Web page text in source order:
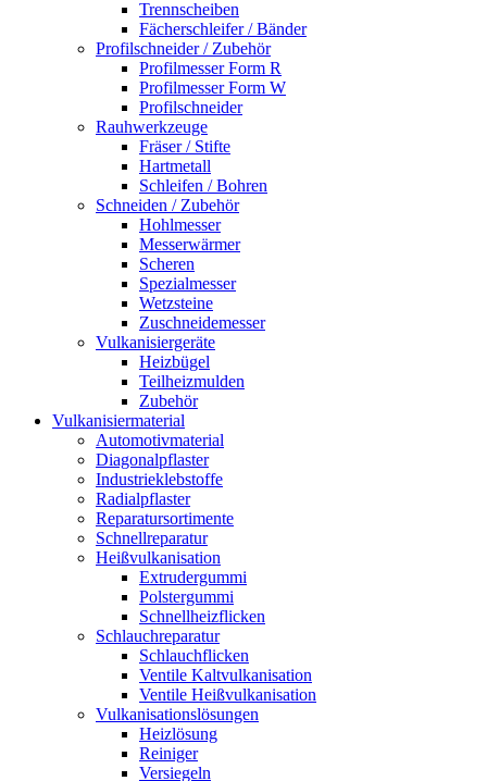
Trennscheiben
Fächerschleifer / Bänder
Profilschneider / Zubehör
Profilmesser Form R
Profilmesser Form W
Profilschneider
Rauhwerkzeuge
Fräser / Stifte
Hartmetall
Schleifen / Bohren
Schneiden / Zubehör
Hohlmesser
Messerwärmer
Scheren
Spezialmesser
Wetzsteine
Zuschneidemesser
Vulkanisiergeräte
Heizbügel
Teilheizmulden
Zubehör
Vulkanisiermaterial
Automotivmaterial
Diagonalpflaster
Industrieklebstoffe
Radialpflaster
Reparatursortimente
Schnellreparatur
Heißvulkanisation
Extrudergummi
Polstergummi
Schnellheizflicken
Schlauchreparatur
Schlauchflicken
Ventile Kaltvulkanisation
Ventile Heißvulkanisation
Vulkanisationslösungen
Heizlösung
Reiniger
Versiegeln